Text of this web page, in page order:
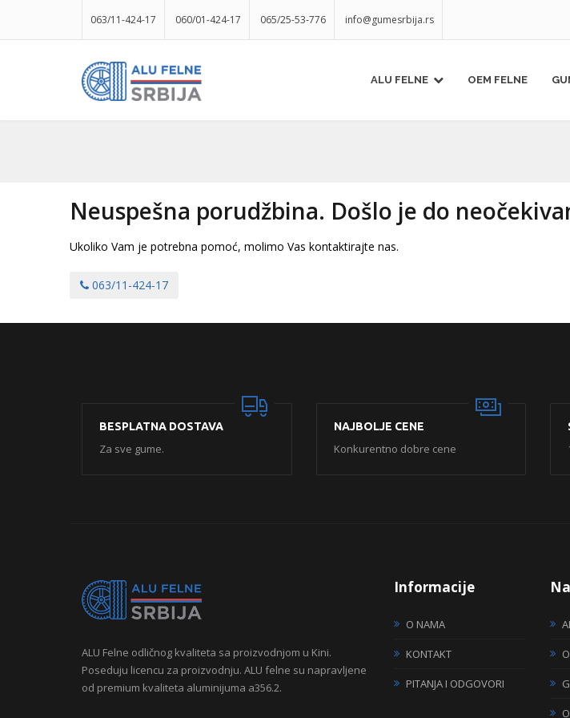
063/11-424-17 060/01-424-17 065/25-53-776 info@gumesrbija.rs
ALU FELNE OEM FELNE
Neuspešna porudžbina. Došlo je do
Ukoliko Vam je potrebna pomoć, molimo Vas kontaktirajte nas.
063/11-424-17
BESPLATNA DOSTAVA
Za sve gume.
NAJBOLJE CENE
Konkurentno dobre cene
ALU Felne odličnog kvaliteta sa proizvodnjom u Kini.
Poseduju licencu za proizvodnju. ALU felne su napravljene
od premium kvaliteta aluminijuma a356.2.
Informacije
O NAMA
KONTAKT
PITANJA I ODGOVORI